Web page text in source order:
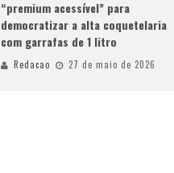
“premium acessível” para
democratizar a alta coquetelaria
com garrafas de 1 litro
Redacao 27 de maio de 2026